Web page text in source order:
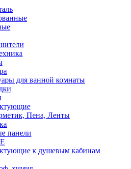
для ванной комнаты
Пена, Ленты
панели
к душевым кабинам